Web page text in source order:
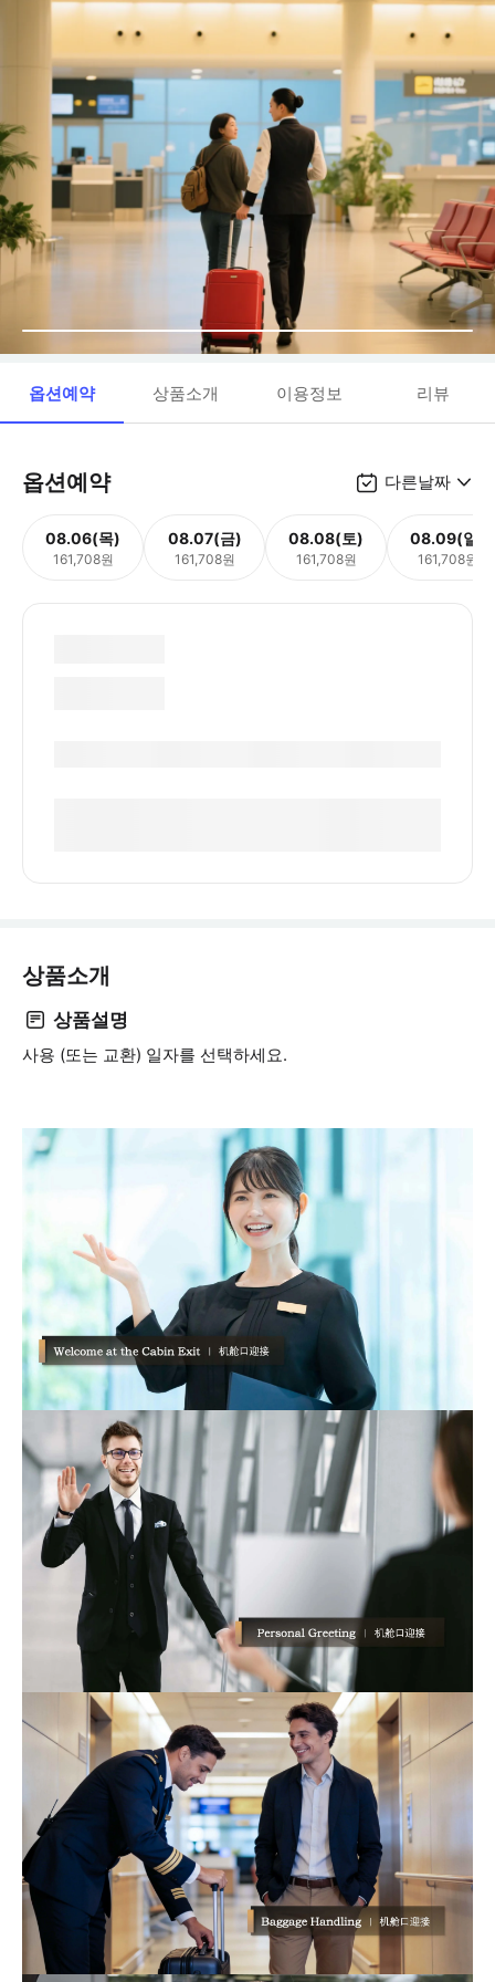
옵션예약 상품소개 이용정보 리뷰
옵션예약 다른날짜
08.06(목)
161,708원
08.07(금)
161,708원
08.08(토)
161,708원
08.09(일)
161,708원
상품소개
상품설명
사용 (또는 교환) 일자를 선택하세요.